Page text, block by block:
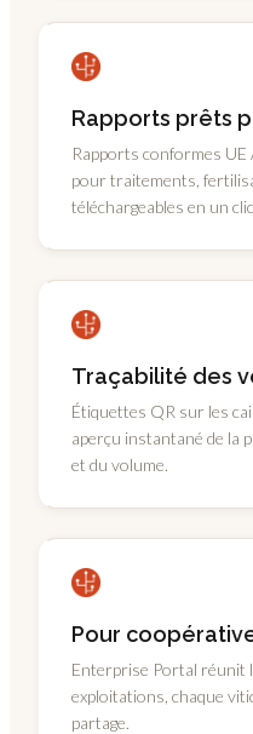
Rapports prêts
Rapports conformes UE
pour traitements,
téléchargeables en un
Traçabilité des
Étiquettes QR sur les
aperçu instantané de la
et du volume.
Pour
Enterprise Portal réunit
exploitations, chaque
partage.